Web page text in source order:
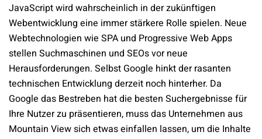
JavaScript wird wahrscheinlich in der zukünftigen
Webentwicklung eine immer stärkere Rolle spielen. Neue
Webtechnologien wie SPA und Progressive Web Apps
stellen Suchmaschinen und SEOs vor neue
Herausforderungen. Selbst Google hinkt der rasanten
technischen Entwicklung derzeit noch hinterher. Da
Google das Bestreben hat die besten Suchergebnisse für
Ihre Nutzer zu präsentieren, muss das Unternehmen aus
Mountain View sich etwas einfallen lassen, um die Inhalte